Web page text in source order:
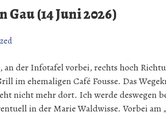
(14 Juni 2026)
an der Infotafel vorbei, rechts hoch
im ehemaligen Café Fousse. Das
nicht mehr dort. Ich werde deswegen
in der Marie Waldwisse. Vorbei am